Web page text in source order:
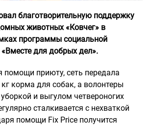
благотворительную поддержку
животных «Ковчег» в
программы социальной
«Вместе для добрых дел».
помощи приюту, сеть передала
корма для собак, а волонтеры
и выгулом четвероногих
сталкивается с нехваткой
помощи Fix Price получится